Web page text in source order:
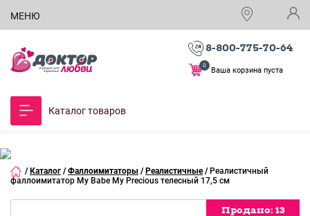
МЕНЮ
8-800-775-70-64
Ваша корзина пуста
0
Каталог товаров
/ Каталог / Фаллоимитаторы / Реалистичные / Реалистичный
фаллоимитатор My Babe My Precious телесный 17,5 см
Продано: 13
Продано: 13
Продано: 13
Продано: 13
Продано: 13
Продано: 13
Продано: 13